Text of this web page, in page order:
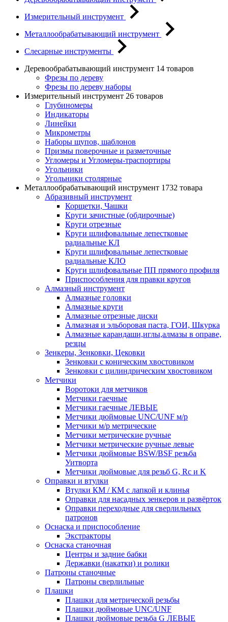
Измерительный инструмент
Металлообрабатывающий инструмент
Слесарные инструменты
Деревообрабатывающий инструмент 14 товаров
Фрезы по дереву
Фрезы по дереву наборы
Измерительный инструмент 26 товаров
Глубиномеры
Индикаторы
Линейки
Микрометры
Наборы щупов, шаблонов
Призмы поверочные и разметочные
Угломеры и Угломеры-траспортиры
Угольники
Угольники столярные
Металлообрабатывающий инструмент 1732 товара
Абразивный инструмент
Корщетки, Чашки
Круги зачистные (обдирочные)
Круги отрезные
Круги шлифовальные лепестковые
радиальные КЛ
Круги шлифовальные лепестковые
радиальные КЛО
Круги шлифовальные ПП прямого профиля
Приспособления для правки кругов
Алмазный инструмент
Алмазные головки
Алмазные круги
Алмазные отрезные диски
Алмазная и эльборовая паста, ГОИ, Шкурка
Алмазные карандаши,иглы,алмазы в оправе,
резцы
Зенкеры, Зенковки, Цековки
Зенковки с коническим хвостовиком
Зенковки с цилиндрическим хвостовиком
Метчики
Воротоки для метчиков
Метчики гаечные
Метчики гаечные ЛЕВЫЕ
Метчики дюймовые UNC/UNF м/р
Метчики м/р метрические
Метчики метрические ручные
Метчики метрические ручные левые
Метчики дюймовые BSW/BSF резьба
Уитворта
Метчики дюймовые для резьб G, Rc и K
Оправки и втулки
Втулки КМ / КМ с лапкой и клинья
Оправки для насадных зенкеров и развёрток
Оправки переходные для сверлильных
патронов
Оснаска и приспособление
Экстракторы
Оснаска станочная
Центры и задние бабки
Державки (накатки) и ролики
Патроны станочные
Патроны сверлильные
Плашки
Плашки для метрической резьбы
Плашки дюймовые UNC/UNF
Плашки дюймовые резьба G ЛЕВЫЕ